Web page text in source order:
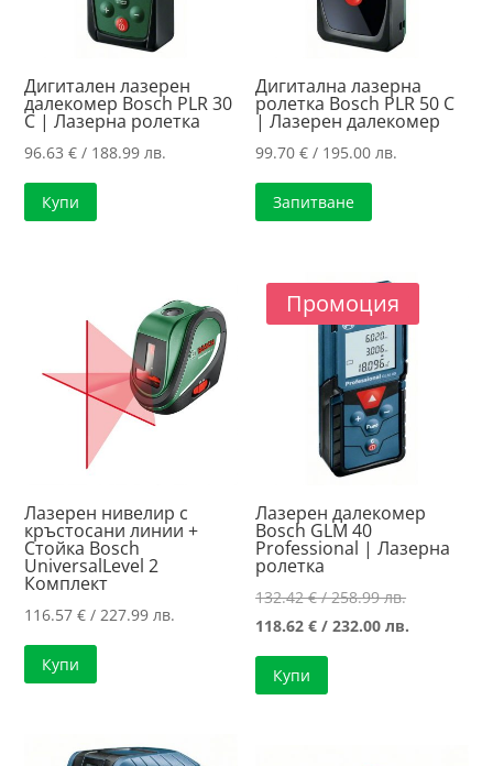
Дигитален лазерен
далекомер Bosch PLR 30
C | Лазерна ролетка
96.63€ / 188.99 лв.
Купи
Дигитална лазерна
ролетка Bosch PLR 50 C
| Лазерен далекомер
99.70€ / 195.00 лв.
Запитване
Лазерен нивелир с
кръстосани линии +
Стойка Bosch
UniversalLevel 2
Комплект
116.57€ / 227.99 лв.
Купи
Промоция
Лазерен далекомер
Bosch GLM 40
Professional | Лазерна
ролетка
132.42€/ 258.99 лв.Original
price
118.62€ / 232.00 лв.
Купи